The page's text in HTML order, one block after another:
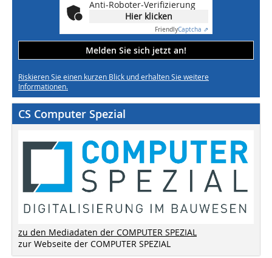
Anti-Roboter-Verifizierung
Hier klicken
FriendlyCaptcha ⇗
Melden Sie sich jetzt an!
Riskieren Sie einen kurzen Blick und erhalten Sie weitere
Informationen.
CS Computer Spezial
zu den Mediadaten der COMPUTER SPEZIAL
zur Webseite der COMPUTER SPEZIAL